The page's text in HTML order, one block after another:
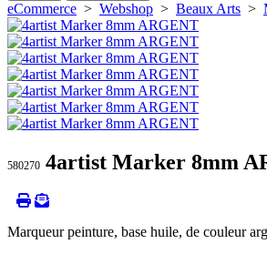
eCommerce > Webshop > Beaux Arts >
580270 4artist Marker 8mm
Marqueur peinture, base huile, de couleur